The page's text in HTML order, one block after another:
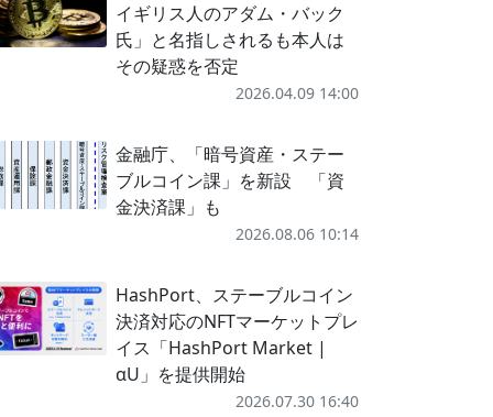
イギリス人のアダム・バック
氏」と名指しされるも本人は
その疑惑を否定
2026.04.09 14:00
金融庁、「暗号資産・ステー
ブルコイン課」を新設 「資
金決済課」も
2026.08.06 10:14
HashPort、ステーブルコイン
決済対応のNFTマーケットプレ
イス「HashPort Market |
αU」を提供開始
2026.07.30 16:40